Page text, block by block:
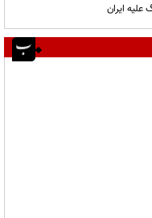
علیه ایران